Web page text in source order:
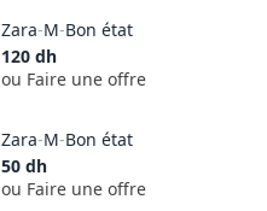
Zara-M-Bon état
120 dh
ou Faire une offre
Zara-M-Bon état
50 dh
ou Faire une offre